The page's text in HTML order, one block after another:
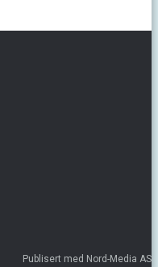
Publisert med Nord-Media AS